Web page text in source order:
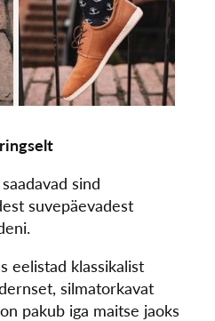
sind
suvepäevadest
eelistad klassikalist
silmatorkavat
pakub iga maitse jaoks